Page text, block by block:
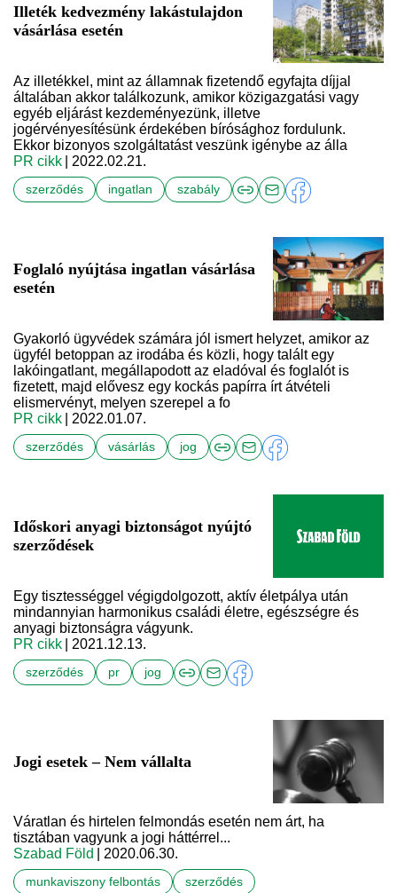
Illeték kedvezmény lakástulajdon
vásárlása esetén
Az illetékkel, mint az államnak fizetendő egyfajta díjjal
általában akkor találkozunk, amikor közigazgatási vagy
egyéb eljárást kezdeményezünk, illetve
jogérvényesítésünk érdekében bírósághoz fordulunk.
Ekkor bizonyos szolgáltatást veszünk igénybe az álla
PR cikk
| 2022.02.21.
szerződés ingatlan szabály
Foglaló nyújtása ingatlan vásárlása
esetén
Gyakorló ügyvédek számára jól ismert helyzet, amikor az
ügyfél betoppan az irodába és közli, hogy talált egy
lakóingatlant, megállapodott az eladóval és foglalót is
fizetett, majd elővesz egy kockás papírra írt átvételi
elismervényt, melyen szerepel a fo
PR cikk
| 2022.01.07.
szerződés vásárlás jog
Időskori anyagi biztonságot nyújtó
szerződések
Egy tisztességgel végigdolgozott, aktív életpálya után
mindannyian harmonikus családi életre, egészségre és
anyagi biztonságra vágyunk.
PR cikk
| 2021.12.13.
szerződés pr jog
Jogi esetek – Nem vállalta
Váratlan és hirtelen felmondás esetén nem árt, ha
tisztában vagyunk a jogi háttérrel...
Szabad Föld
| 2020.06.30.
munkaviszony felbontás szerződés